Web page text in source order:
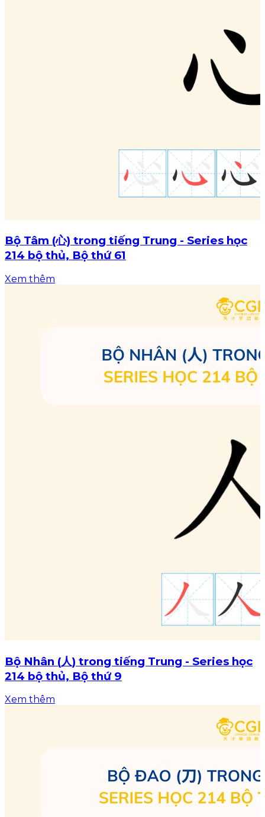
Bộ Tâm (心) trong tiếng Trung - Series học
214 bộ thủ, Bộ thứ 61
Xem thêm
Bộ Nhân (人) trong tiếng Trung - Series học
214 bộ thủ, Bộ thứ 9
Xem thêm